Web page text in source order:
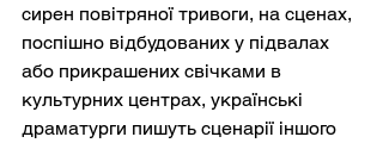
сирен повітряної тривоги, на сценах,
поспішно відбудованих у підвалах
або прикрашених свічками в
культурних центрах, українські
драматурги пишуть сценарії іншого